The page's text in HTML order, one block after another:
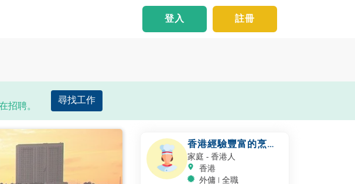
註冊
登入
招聘。
尋找工作
香港經驗豐富的烹飪
助手
家庭 - 香港人
香港
外傭 | 全職